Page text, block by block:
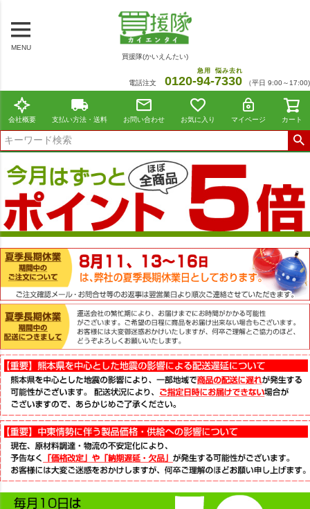
MENU
買援隊(かいえんたい)
電話注文 0120-94
急用
-7330
悩み去れ
（平日 9:00～17:00)
会社概要 支払い方法・送料 お問い合わせ お気に入り マイページ カート